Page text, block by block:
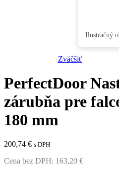
Zväčšiť
PerfectDoor
zárubňa pre
180 mm
200,74 € s DPH
Cena bez DPH: 163,20 €